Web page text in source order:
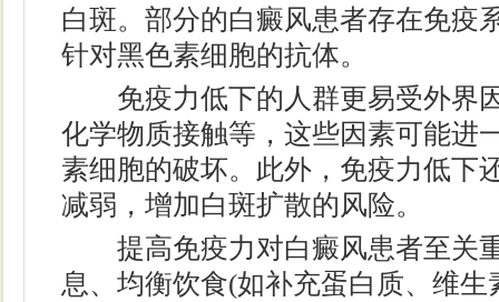
白斑。部分的白癜风患者存在免疫
针对黑色素细胞的抗体。
免疫力低下的人群更易受外界
化学物质接触等，这些因素可能进
素细胞的破坏。此外，免疫力低下
减弱，增加白斑扩散的风险。
提高免疫力对白癜风患者至关
息、均衡饮食(如补充蛋白质、维